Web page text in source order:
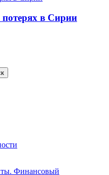
в Сирии
Финансовый